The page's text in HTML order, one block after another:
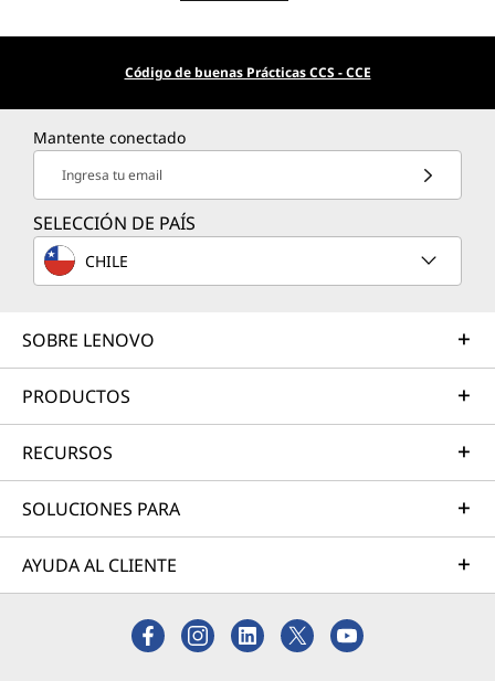
Código de buenas Prácticas CCS - CCE
Mantente conectado
Ingresa tu email
SELECCIÓN DE PAÍS
CHILE
SOBRE LENOVO
PRODUCTOS
RECURSOS
SOLUCIONES PARA
AYUDA AL CLIENTE